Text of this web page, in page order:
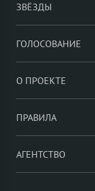
ЗВЁЗДЫ
ГОЛОСОВАНИЕ
О ПРОЕКТЕ
ПРАВИЛА
АГЕНТСТВО